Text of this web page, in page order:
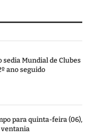
sedia Mundial de Clubes
ano seguido
para quinta-feira (06),
ventania